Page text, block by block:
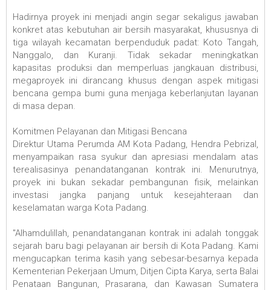
‎Hadirnya proyek ini menjadi angin segar sekaligus jawaban
konkret atas kebutuhan air bersih masyarakat, khususnya di
tiga wilayah kecamatan berpenduduk padat: Koto Tangah,
Nanggalo, dan Kuranji. Tidak sekadar meningkatkan
kapasitas produksi dan memperluas jangkauan distribusi,
megaproyek ini dirancang khusus dengan aspek mitigasi
bencana gempa bumi guna menjaga keberlanjutan layanan
di masa depan.
‎Komitmen Pelayanan dan Mitigasi Bencana
‎Direktur Utama Perumda AM Kota Padang, Hendra Pebrizal,
menyampaikan rasa syukur dan apresiasi mendalam atas
terealisasinya penandatanganan kontrak ini. Menurutnya,
proyek ini bukan sekadar pembangunan fisik, melainkan
investasi jangka panjang untuk kesejahteraan dan
keselamatan warga Kota Padang.
‎"Alhamdulillah, penandatanganan kontrak ini adalah tonggak
sejarah baru bagi pelayanan air bersih di Kota Padang. Kami
mengucapkan terima kasih yang sebesar-besarnya kepada
Kementerian Pekerjaan Umum, Ditjen Cipta Karya, serta Balai
Penataan Bangunan, Prasarana, dan Kawasan Sumatera